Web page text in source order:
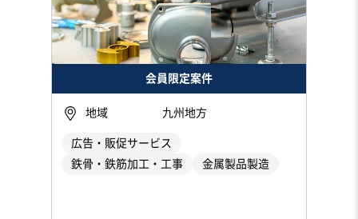
会員限定案件
地域 九州地方
広告・販促サービス
鉄骨・鉄筋加工・工事
金属製品製造